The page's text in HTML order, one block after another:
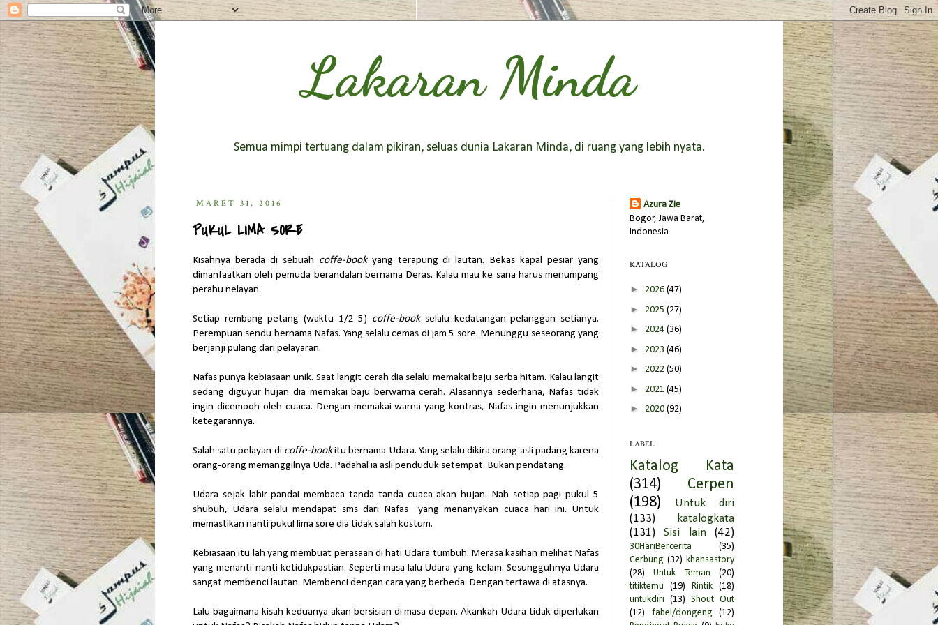
Lakaran Minda
Semua mimpi tertuang dalam pikiran, seluas dunia Lakaran Minda, di ruang yang lebih nyata.
MARET 31, 2016
PUKUL LIMA SORE
Kisahnya berada di sebuah coffe-bookyang terapung di lautan. Bekas kapal pesiar yang
dimanfaatkan oleh pemuda berandalan bernama Deras. Kalau mau ke sana harus menumpang
perahu nelayan.
Setiap rembang petang (waktu 1/2 5) coffe-bookselalu kedatangan pelanggan setianya.
Perempuan sendu bernama Nafas. Yang selalu cemas di jam 5 sore. Menunggu seseorang yang
berjanji pulang dari pelayaran.
Nafas punya kebiasaan unik. Saat langit cerah dia selalu memakai baju serba hitam. Kalau langit
sedang diguyur hujan dia memakai baju berwarna cerah. Alasannya sederhana, Nafas tidak
ingin dicemooh oleh cuaca. Dengan memakai warna yang kontras, Nafas ingin menunjukkan
ketegarannya.
Salah satu pelayan di coffe-bookitu bernama Udara. Yang selalu dikira orang asli padang karena
orang-orang memanggilnya Uda. Padahal ia asli penduduk setempat. Bukan pendatang.
Udara sejak lahir pandai membaca tanda tanda cuaca akan hujan. Nah setiap pagi pukul 5
shubuh, Udara selalu mendapat sms dari Nafas yang menanyakan cuaca hari ini. Untuk
memastikan nanti pukul lima sore dia tidak salah kostum.
Kebiasaan itu lah yang membuat perasaan di hati Udara tumbuh. Merasa kasihan melihat Nafas
yang menanti-nanti ketidakpastian. Seperti masa lalu Udara yang kelam. Sesungguhnya Udara
sangat membenci lautan. Membenci dengan cara yang berbeda. Dengan tertawa di atasnya.
Lalu bagaimana kisah keduanya akan bersisian di masa depan. Akankah Udara tidak diperlukan
Azura Zie
Bogor, Jawa Barat,
Indonesia
KATALOG
► 2026 (47)
► 2025 (27)
► 2024 (36)
► 2023 (46)
► 2022 (50)
► 2021 (45)
► 2020 (92)
►2018
► 2017(51)
▼2016
►Desember(1)
► November (3)
►Oktober
►September(2)
►Agustus (5)
►Juli (9)
LABEL
Katalog Kata
(314)
Cerpen
(198)
Untuk diri
(133)
katalogkata
(131)
Sisi lain (42)
30HariBercerita
(35)
Cerbung (32) khansastory
(28)
Untuk Teman
(20)
titiktemu
(19) Rintik (18)
untukdiri (13) Shout Out
(12)
fabel/dongeng
(12)